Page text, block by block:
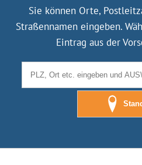
Sie können Orte,
Straßennamen eingeben.
Eintrag aus der